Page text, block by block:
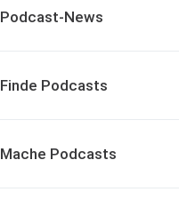
Podcast-News
Finde Podcasts
Mache Podcasts